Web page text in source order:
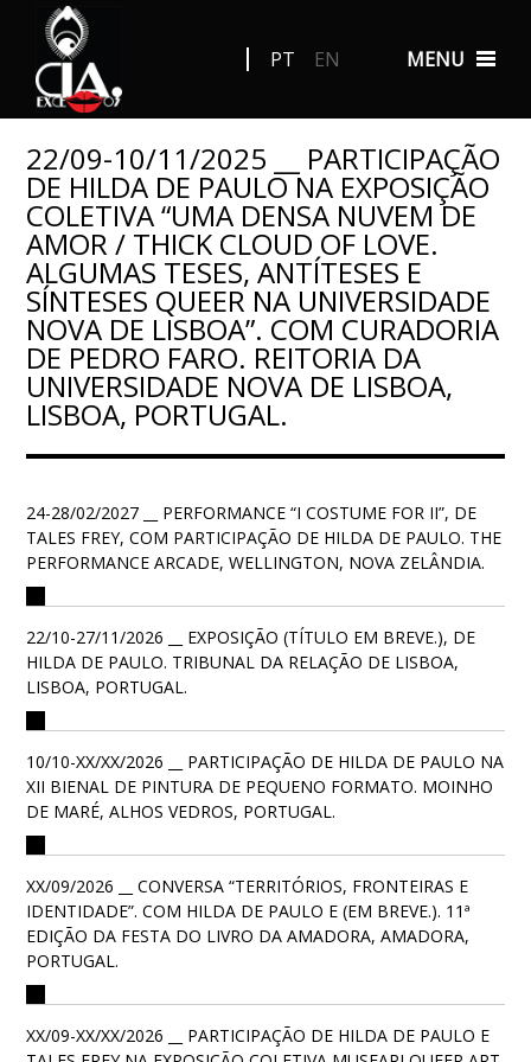
MENU
PT EN
22/09-10/11/2025 __ PARTICIPAÇÃO
DE HILDA DE PAULO NA EXPOSIÇÃO
COLETIVA “UMA DENSA NUVEM DE
AMOR / THICK CLOUD OF LOVE.
ALGUMAS TESES, ANTÍTESES E
SÍNTESES QUEER NA UNIVERSIDADE
NOVA DE LISBOA”. COM CURADORIA
DE PEDRO FARO. REITORIA DA
UNIVERSIDADE NOVA DE LISBOA,
LISBOA, PORTUGAL.
24-28/02/2027 __ PERFORMANCE “I COSTUME FOR II”, DE
TALES FREY, COM PARTICIPAÇÃO DE HILDA DE PAULO. THE
PERFORMANCE ARCADE, WELLINGTON, NOVA ZELÂNDIA.
22/10-27/11/2026 __ EXPOSIÇÃO (TÍTULO EM BREVE.), DE
HILDA DE PAULO. TRIBUNAL DA RELAÇÃO DE LISBOA,
LISBOA, PORTUGAL.
10/10-XX/XX/2026 __ PARTICIPAÇÃO DE HILDA DE PAULO NA
XII BIENAL DE PINTURA DE PEQUENO FORMATO. MOINHO
DE MARÉ, ALHOS VEDROS, PORTUGAL.
XX/09/2026 __ CONVERSA “TERRITÓRIOS, FRONTEIRAS E
IDENTIDADE”. COM HILDA DE PAULO E (EM BREVE.). 11ª
EDIÇÃO DA FESTA DO LIVRO DA AMADORA, AMADORA,
PORTUGAL.
XX/09-XX/XX/2026 __ PARTICIPAÇÃO DE HILDA DE PAULO E